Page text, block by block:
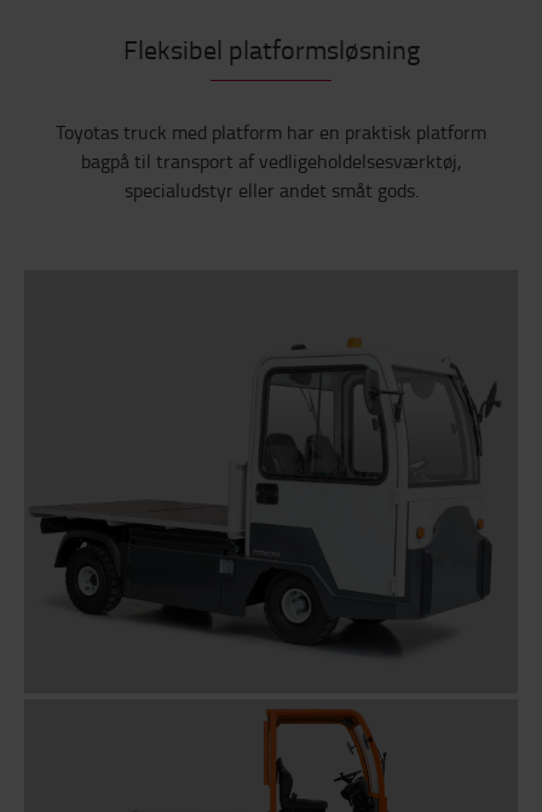
Fleksibel platformsløsning
Toyotas truck med platform har en praktisk platform
bagpå til transport af vedligeholdelsesværktøj,
specialudstyr eller andet småt gods.